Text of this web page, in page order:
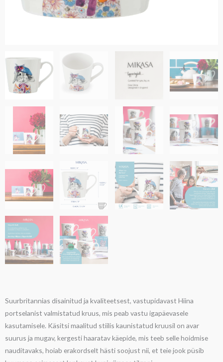
Suurbritannias disainitud ja kvaliteetsest, vastupidavast Hiina
portselanist valmistatud kruus, mis peab vastu igapäevasele
kasutamisele. Käsitsi maalitud stiilis kaunistatud kruusil on avar
suurus ja mugav, kergesti haaratav käepide, mis teeb selle hoidmise
nauditavaks, hoiab erakordselt hästi soojust nii, et teie jook püsib